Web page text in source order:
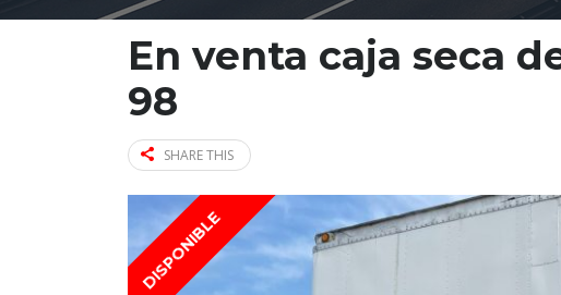
En venta caja seca
98
SHARE THIS
DISPONIBLE